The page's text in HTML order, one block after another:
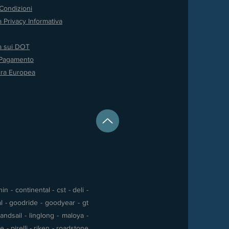
Privacy Informativa
sui DOT
Europea
- continental - cst - deli -
- goodride - goodyear - gt
- linglong - maloya -